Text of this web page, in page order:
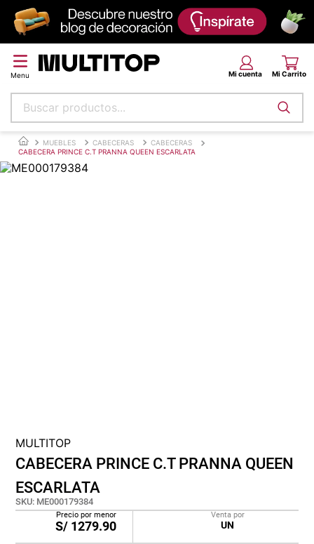
Buscar productos...
MUEBLES CABECERAS
CABECERAS
CABECERA PRINCE C.T PRANNA QUEEN ESCARLATA
MULTITOP
CABECERA PRINCE C.T PRANNA QUEEN
ESCARLATA
SKU: ME000179384
Precio por menor
S/ 1279.90
Venta por
UN
Términos más buscados
papel tapiz